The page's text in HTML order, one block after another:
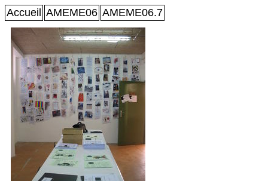
Accueil AMEME06 AMEME06.7